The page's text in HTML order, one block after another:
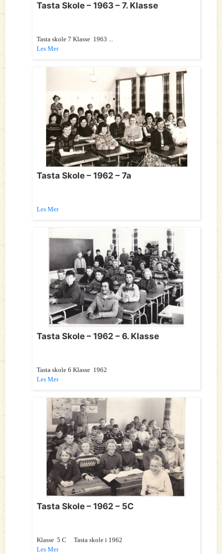
Tasta Skole – 1963 – 7. Klasse
Tasta skole 7 Klasse 1963 ...
Les Mer
Tasta Skole – 1962 – 7a
Les Mer
Tasta Skole – 1962 – 6. Klasse
Tasta skole 6 Klasse 1962
Les Mer
Tasta Skole – 1962 – 5C
Klasse 5 C Tasta skole i 1962
Les Mer